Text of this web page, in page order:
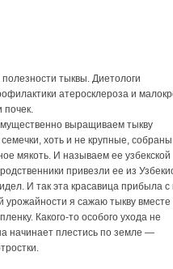
тыквы. Диетологи
атеросклероза и
выращиваем тыкву
хоть и не крупные, собраны
мякоть. И называем ее узбекской
привезли ее из
И так эта красавица прибыла с
урожайности я сажаю тыкву вместе
Какого-то особого ухода не
начинает плестись по земле —